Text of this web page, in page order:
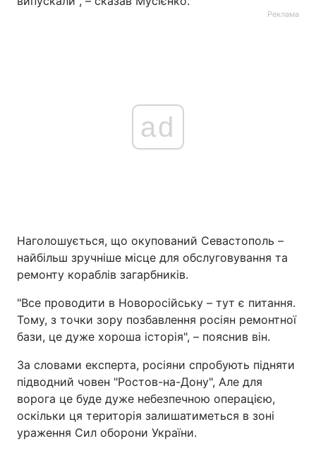
Реклама
ad
Наголошується, що окупований Севастополь –
найбільш зручніше місце для обслуговування та
ремонту кораблів загарбників.
"Все проводити в Новоросійську – тут є питання.
Тому, з точки зору позбавлення росіян ремонтної
бази, це дуже хороша історія", – пояснив він.
За словами експерта, росіяни спробують підняти
підводний човен "Ростов-на-Дону", Але для
ворога це буде дуже небезпечною операцією,
оскільки ця територія залишатиметься в зоні
ураження Сил оборони України.